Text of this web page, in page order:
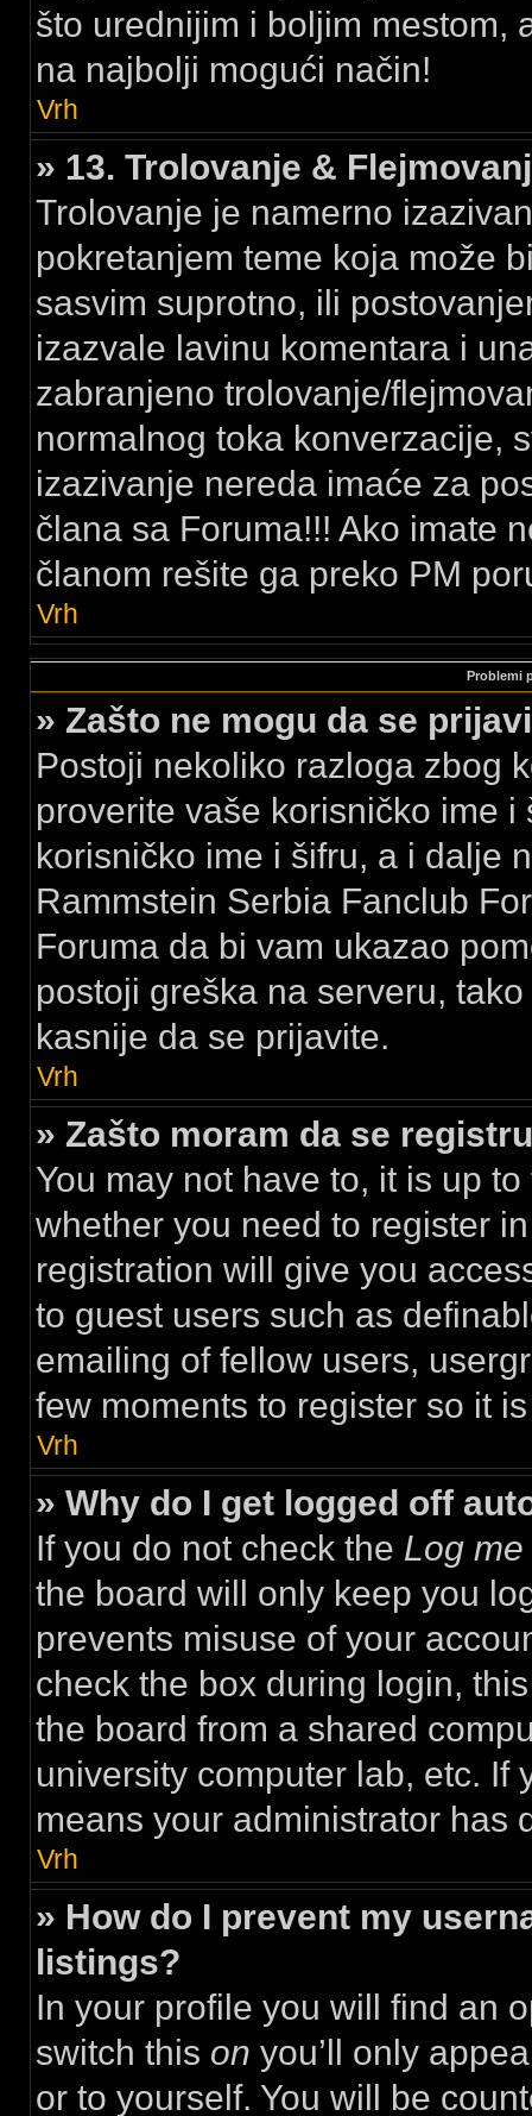
što urednijim i boljim mestom,
na najbolji mogući način!
Vrh
» 13. Trolovanje &
Trolovanje je namerno
pokretanjem teme koja može
sasvim suprotno, ili
izazvale lavinu komentara i
zabranjeno trolovanje/
normalnog toka konverzacije,
izazivanje nereda imaće za
člana sa Foruma!!! Ako imate
članom rešite ga preko PM
Vrh
Problemi
» Zašto ne mogu da se
Postoji nekoliko razloga zbog
proverite vaše korisničko ime
korisničko ime i šifru, a i dalje
Rammstein Serbia Fanclub
Foruma da bi vam ukazao
postoji greška na serveru,
kasnije da se prijavite.
Vrh
» Zašto moram da se
You may not have to, it is up
whether you need to register
registration will give you
to guest users such as
emailing of fellow users,
few moments to register so it
Vrh
» Why do I get logged off
If you do not check the Log
the board will only keep you
prevents misuse of your
check the box during login,
the board from a shared
university computer lab, etc. If
means your administrator has
Vrh
» How do I prevent my
listings?
In your profile you will find an
switch this on you’ll only
or to yourself. You will be